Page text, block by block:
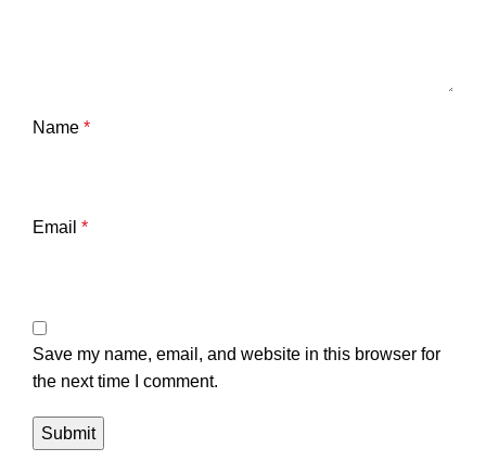
Name *
Email *
Save my name, email, and website in this browser for
the next time I comment.